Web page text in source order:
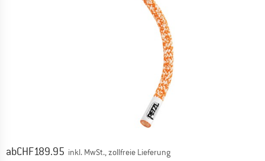
Preis:
abCHF189.95 inkl. MwSt., zollfreie Lieferung